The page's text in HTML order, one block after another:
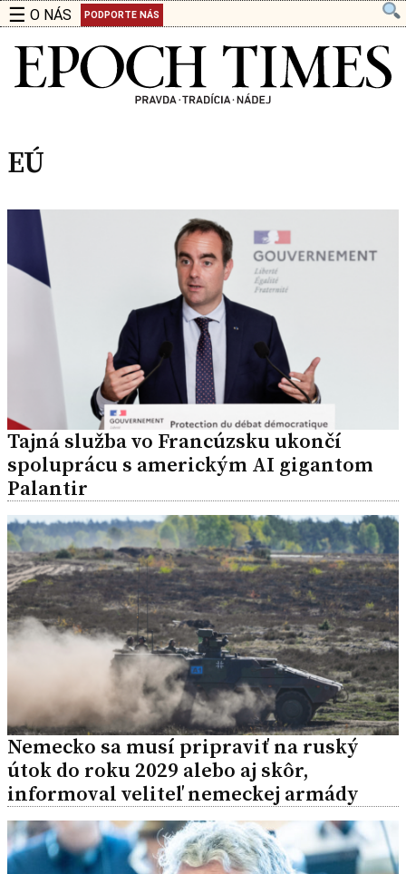
☰ O NÁS PODPORTE NÁS
EÚ
Tajná služba vo Francúzsku ukončí
spoluprácu s americkým AI gigantom
Palantir
Nemecko sa musí pripraviť na ruský
útok do roku 2029 alebo aj skôr,
informoval veliteľ nemeckej armády